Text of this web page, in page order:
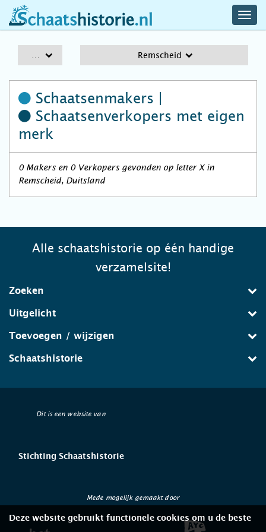
schaatshistorie.nl
Remscheid
Schaatsenmakers |
Schaatsenverkopers met eigen
merk
0 Makers en 0 Verkopers gevonden op letter X in
Remscheid, Duitsland
Alle schaatshistorie op één handige
verzamelsite!
Zoeken
Uitgelicht
Toevoegen / wijzigen
Schaatshistorie
Dit is een website van
Stichting Schaatshistorie
Mede mogelijk gemaakt door
Deze website gebruikt functionele cookies om u de beste